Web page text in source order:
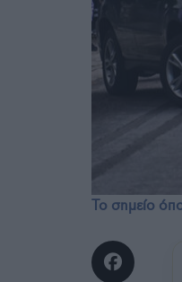
Το σημείο